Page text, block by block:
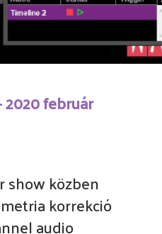
február
show közben
korrekció
audio